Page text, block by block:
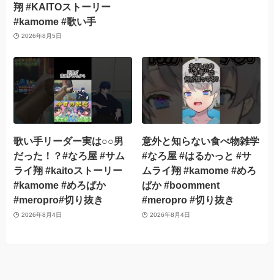
翔 #KAITOストーリー
#kamome #歌い手
2026年8月5日
歌い手リーダー実は○○男
だった！？#なろ屋 #サム
ライ翔 #kaitoストーリー
#kamome #めろぱか
#meropro#切り抜き
2026年8月4日
意外と知らない食べ物雑学
#なろ屋 #はるかっと #サ
ムライ翔 #kamome #めろ
ぱか #boomment
#meropro #切り抜き
2026年8月4日